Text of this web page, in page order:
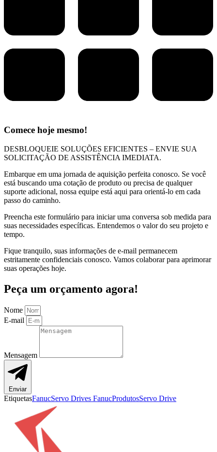
Comece hoje mesmo!
DESBLOQUEIE SOLUÇÕES EFICIENTES – ENVIE SUA
SOLICITAÇÃO DE ASSISTÊNCIA IMEDIATA.
Embarque em uma jornada de aquisição perfeita conosco. Se você
está buscando uma cotação de produto ou precisa de qualquer
suporte adicional, nossa equipe está aqui para orientá-lo em cada
passo do caminho.
Preencha este formulário para iniciar uma conversa sob medida para
suas necessidades específicas. Entendemos o valor do seu projeto e
tempo.
Fique tranquilo, suas informações de e-mail permanecem
estritamente confidenciais conosco. Vamos colaborar para aprimorar
suas operações hoje.
Peça um orçamento agora!
Nome
E-mail
Mensagem
Enviar
EtiquetasFanucServo Drives FanucProdutosServo Drive